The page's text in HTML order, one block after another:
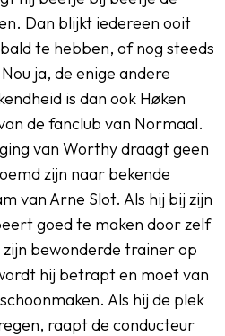
Dan blijkt iedereen ooit
te hebben, of nog steeds
ja, de enige andere
is dan ook Høken
de fanclub van Normaal.
van Worthy draagt geen
zijn naar bekende
van Arne Slot. Als hij bij zijn
goed te maken door zelf
bewonderde trainer op
hij betrapt en moet van
Als hij de plek
raapt de conducteur